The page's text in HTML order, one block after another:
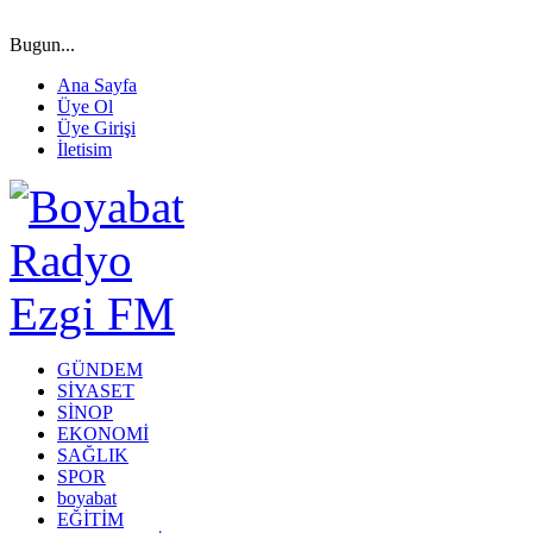
Bugun...
Ana Sayfa
Üye Ol
Üye Girişi
İletisim
GÜNDEM
SİYASET
SİNOP
EKONOMİ
SAĞLIK
SPOR
boyabat
EĞİTİM